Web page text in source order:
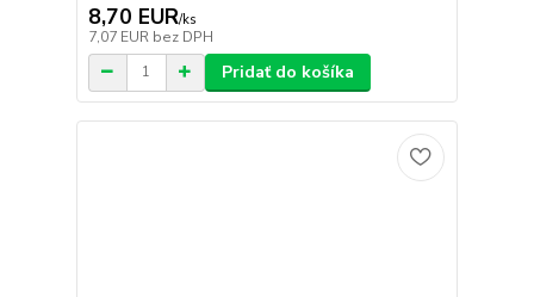
8,70 EUR/ks
7,07 EUR bez DPH
Pridať do košíka